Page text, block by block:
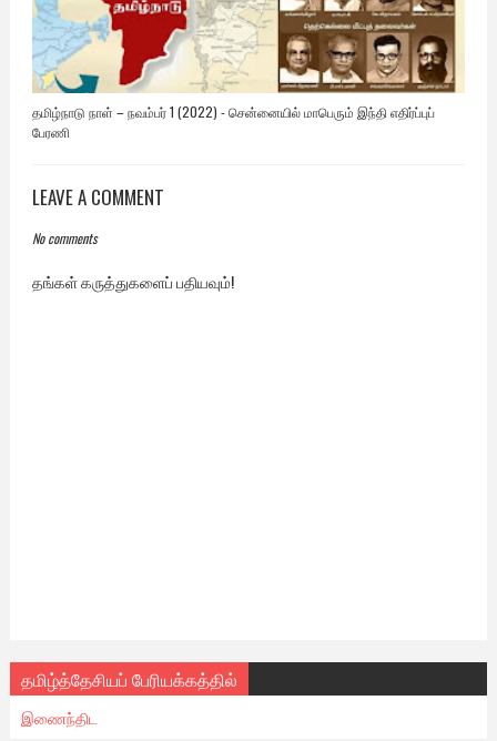
தமிழ்நாடு நாள் – நவம்பர் 1 (2022) - சென்னையில் மாபெரும் இந்தி எதிர்ப்புப்
பேரணி
LEAVE A COMMENT
No comments
தங்கள் கருத்துகளைப் பதியவும்!
தமிழ்த்தேசியப் பேரியக்கத்தில்
இணைந்திட